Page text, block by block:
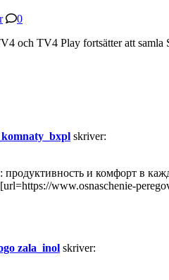
0
och TV4 Play fortsätter att
skriver:
и комфорт в
www.osnaschenie-
zala_inol skriver: